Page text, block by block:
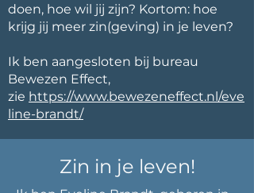
doen, hoe wil jij zijn? Kortom: hoe
krijg jij meer zin(geving) in je leven?
Ik ben aangesloten bij bureau
Bewezen Effect,
zie https://www.bewezeneffect.nl/eve
line-brandt/
Zin in je leven!